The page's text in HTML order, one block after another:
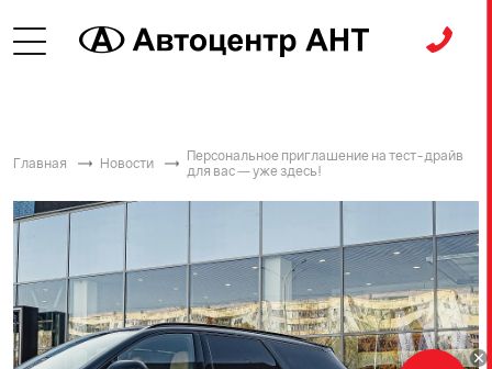
Главная Новости
Персональное приглашение на тест-драйв
для вас — уже здесь!